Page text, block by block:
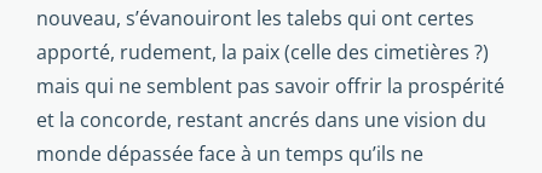
nouveau, s’évanouiront les talebs qui ont certes
apporté, rudement, la paix (celle des cimetières ?)
mais qui ne semblent pas savoir offrir la prospérité
et la concorde, restant ancrés dans une vision du
monde dépassée face à un temps qu’ils ne